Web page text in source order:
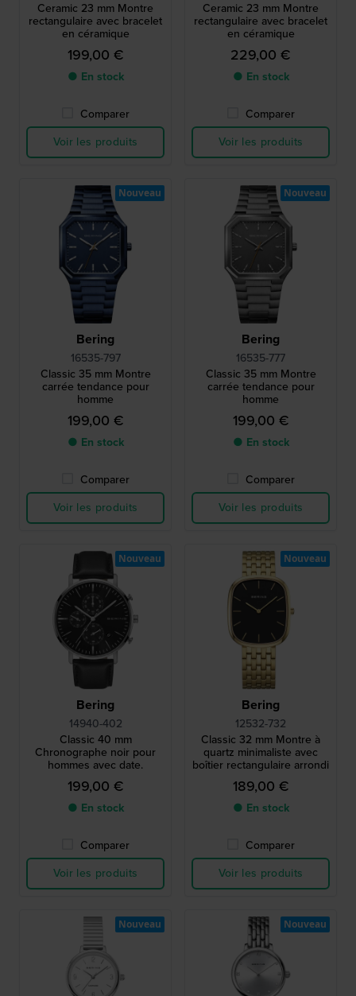
Ceramic 23 mm Montre
rectangulaire avec bracelet
en céramique
199,00 €
● En stock
Comparer
Voir les produits
Ceramic 23 mm Montre
rectangulaire avec bracelet
en céramique
229,00 €
● En stock
Comparer
Voir les produits
Bering
16535-797
Classic 35 mm Montre
carrée tendance pour
homme
199,00 €
● En stock
Comparer
Voir les produits
Nouveau
Bering
16535-777
Classic 35 mm Montre
carrée tendance pour
homme
199,00 €
● En stock
Comparer
Voir les produits
Nouveau
Bering
14940-402
Classic 40 mm
Chronographe noir pour
hommes avec date.
199,00 €
● En stock
Comparer
Voir les produits
Nouveau
Bering
12532-732
Classic 32 mm Montre à
quartz minimaliste avec
boîtier rectangulaire arrondi
189,00 €
● En stock
Comparer
Voir les produits
Nouveau
Nouveau Nouveau